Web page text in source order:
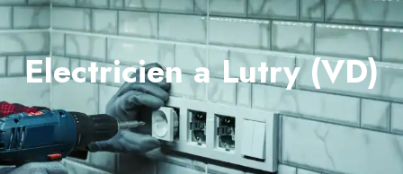
Electricien a Lutry (VD)